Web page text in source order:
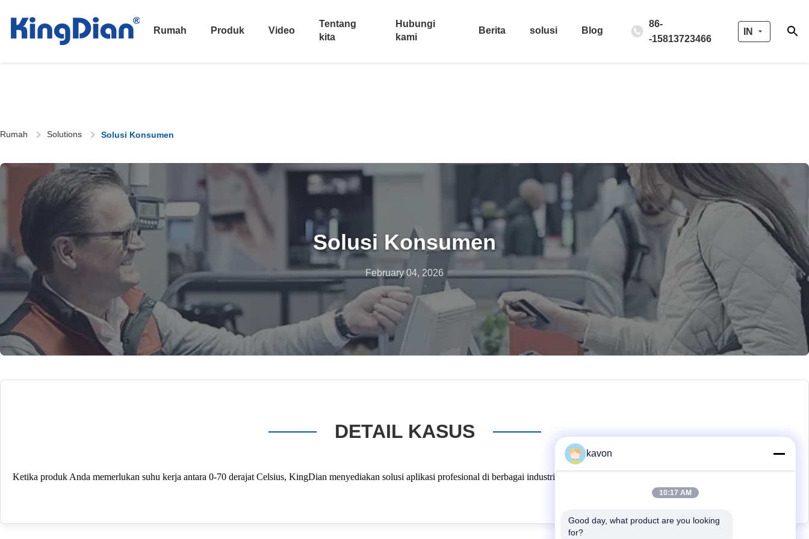
Rumah Produk Video
Tentang
kita
Hubungi
kami
Berita solusi Blog
86-
-15813723466
IN
Rumah Solutions Solusi Konsumen
Solusi Konsumen
February 04, 2026
DETAIL KASUS
Ketika produk Anda memerlukan suhu kerja antara 0-70 derajat Celsius, KingDian menyediakan solusi aplikasi profesional di berbagai industri.
kavon
10:17 AM
Good day, what product are you looking
for?